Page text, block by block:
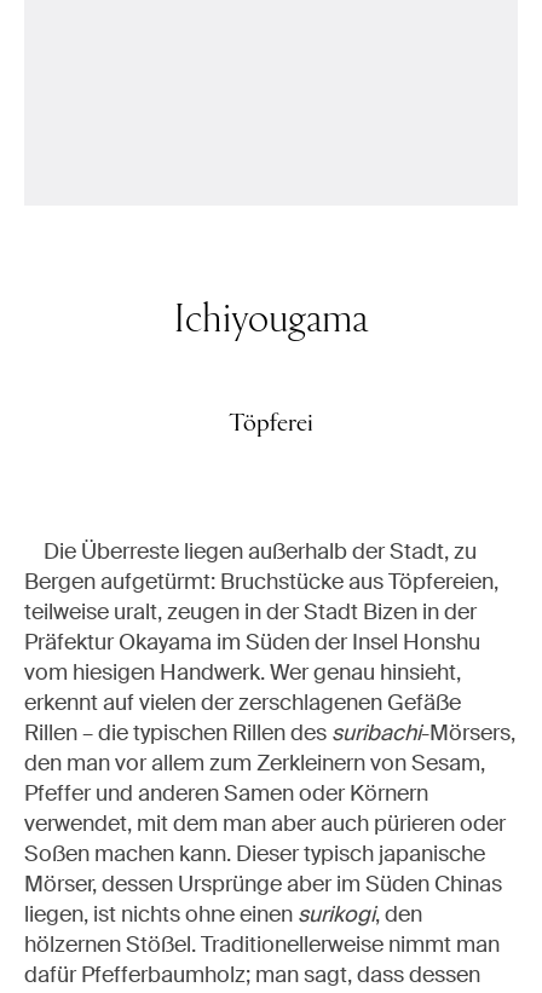
Ichiyougama
Töpferei
Die Überreste liegen außerhalb der Stadt, zu
Bergen aufgetürmt: Bruchstücke aus Töpfereien,
teilweise uralt, zeugen in der Stadt Bizen in der
Präfektur Okayama im Süden der Insel Honshu
vom hiesigen Handwerk. Wer genau hinsieht,
erkennt auf vielen der zerschlagenen Gefäße
Rillen – die typischen Rillen des suribachi-Mörsers,
den man vor allem zum Zerkleinern von Sesam,
Pfeffer und anderen Samen oder Körnern
verwendet, mit dem man aber auch pürieren oder
Soßen machen kann. Dieser typisch japanische
Mörser, dessen Ursprünge aber im Süden Chinas
liegen, ist nichts ohne einen surikogi, den
hölzernen Stößel. Traditionellerweise nimmt man
dafür Pfefferbaumholz; man sagt, dass dessen